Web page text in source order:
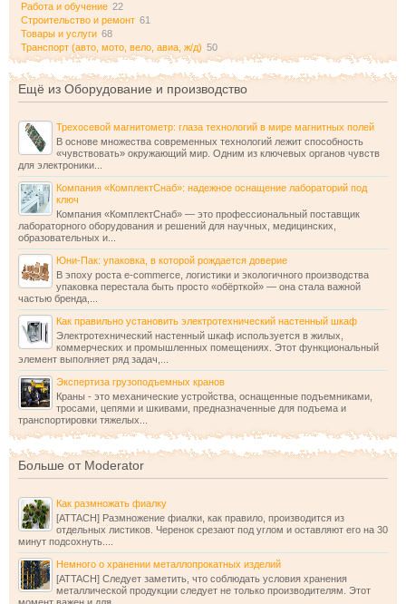
Работа и обучение 22
Строительство и ремонт 61
Товары и услуги 68
Транспорт (авто, мото, вело, авиа, ж/д) 50
Ещё из Оборудование и производство
Трехосевой магнитометр: глаза технологий в мире магнитных полей
В основе множества современных технологий лежит способность
«чувствовать» окружающий мир. Одним из ключевых органов чувств
для электроники...
Компания «КомплектСнаб»: надежное оснащение лабораторий под
ключ
Компания «КомплектСнаб» — это профессиональный поставщик
лабораторного оборудования и решений для научных, медицинских,
образовательных и...
Юни-Пак: упаковка, в которой рождается доверие
В эпоху роста e-commerce, логистики и экологичного производства
упаковка перестала быть просто «обёрткой» — она стала важной
частью бренда,...
Как правильно установить электротехнический настенный шкаф
Электротехнический настенный шкаф используется в жилых,
коммерческих и промышленных помещениях. Этот функциональный
элемент выполняет ряд задач,...
Экспертиза грузоподъемных кранов
Краны - это механические устройства, оснащенные подъемниками,
тросами, цепями и шкивами, предназначенные для подъема и
транспортировки тяжелых...
Больше от Moderator
Как размножать фиалку
[ATTACH] Размножение фиалки, как правило, производится из
отдельных листиков. Черенок срезают под углом и оставляют его на 30
минут подсохнуть....
Немного о хранении металлопрокатных изделий
[ATTACH] Следует заметить, что соблюдать условия хранения
металлической продукции следует не только производителям. Этот